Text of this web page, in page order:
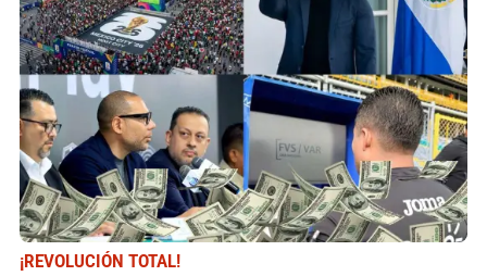
¡REVOLUCIÓN TOTAL!